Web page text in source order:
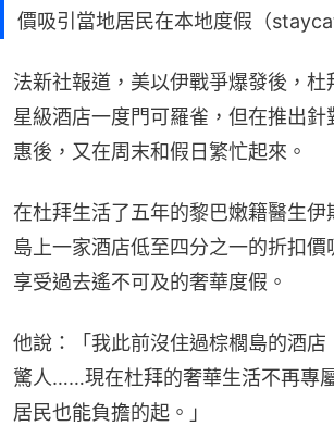
價吸引當地居民在本地度假（
法新社報道，美以伊戰爭爆發後，杜
星級酒店一度門可羅雀，但在推出針
惠後，又在周末和假日繁忙起來。
在杜拜生活了五年的黎巴嫩籍醫生伊
島上一家酒店低至四分之一的折扣價
享受過去遙不可及的奢華度假。
他說：「我此前沒住過棕櫚島的酒店
驚人……現在杜拜的奢華生活不再專
居民也能負擔的起。」